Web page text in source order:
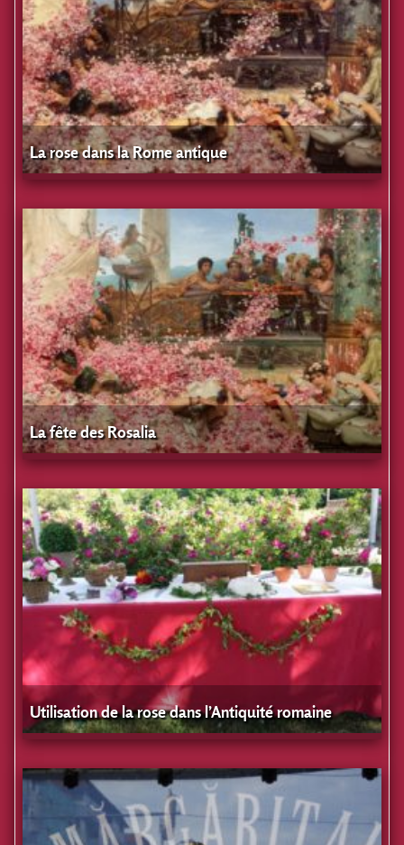
La rose dans la Rome antique
La fête des Rosalia
Utilisation de la rose dans l’Antiquité romaine